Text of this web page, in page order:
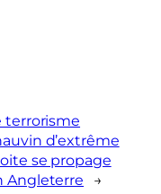
terrorisme
d’extrême
se propage
Angleterre
→